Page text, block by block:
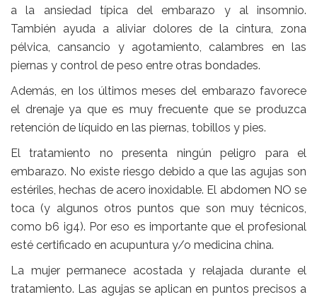
a la ansiedad típica del embarazo y al insomnio.
También ayuda a aliviar dolores de la cintura, zona
pélvica, cansancio y agotamiento, calambres en las
piernas y control de peso entre otras bondades.
Además, en los últimos meses del embarazo favorece
el drenaje ya que es muy frecuente que se produzca
retención de líquido en las piernas, tobillos y pies.
El tratamiento no presenta ningún peligro para el
embarazo. No existe riesgo debido a que las agujas son
estériles, hechas de acero inoxidable. El abdomen NO se
toca (y algunos otros puntos que son muy técnicos,
como b6 ig4). Por eso es importante que el profesional
esté certificado en acupuntura y/o medicina china.
La mujer permanece acostada y relajada durante el
tratamiento. Las agujas se aplican en puntos precisos a